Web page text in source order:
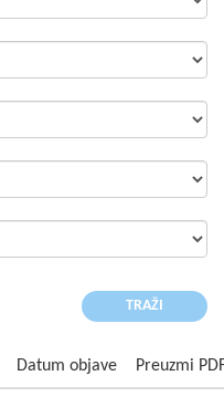
Datum objave Preuzmi